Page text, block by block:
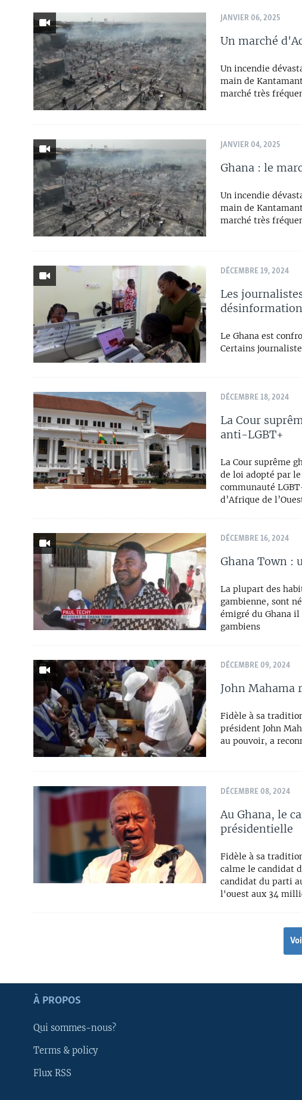
SUIVEZ-NOUS
Langues
JANVIER 06, 2025
Un marché
Un incendie
main de
marché très
JANVIER 04, 2025
Ghana : le
Un incendie
main de
marché très
DÉCEMBRE 19, 2024
Les
désinformation
Le Ghana est
Certains
DÉCEMBRE 18, 2024
La Cour
anti-LGBT+
La Cour suprême
de loi adopté par
communauté
d’Afrique de
DÉCEMBRE 16, 2024
Ghana Town :
La plupart des
gambienne, sont
émigré du Ghana
gambiens
DÉCEMBRE 09, 2024
John Mahama
Fidèle à sa
président John
au pouvoir, a
DÉCEMBRE 08, 2024
Au Ghana, le
présidentielle
Fidèle à sa
calme le candidat
candidat du parti
l'ouest aux 34
À PROPOS
Qui sommes-nous?
Terms & policy
Flux RSS